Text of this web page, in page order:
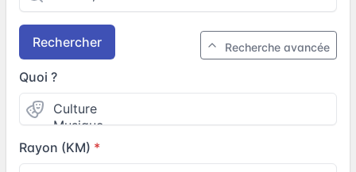
Rechercher Recherche avancée
Quoi ?
Rayon (KM)